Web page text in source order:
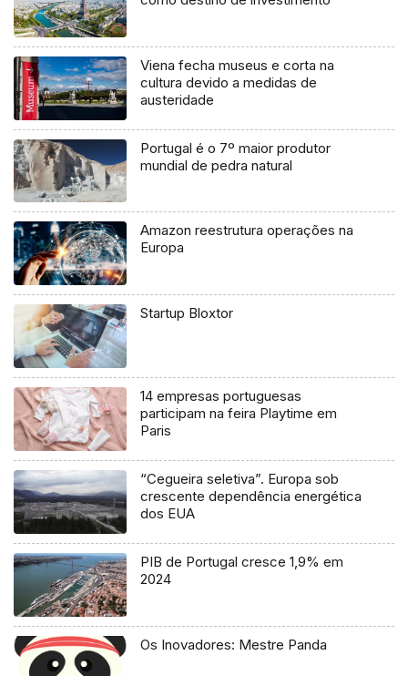
Viena fecha museus e corta na
cultura devido a medidas de
austeridade
Portugal é o 7º maior produtor
mundial de pedra natural
Amazon reestrutura operações na
Europa
Startup Bloxtor
14 empresas portuguesas
participam na feira Playtime em
Paris
“Cegueira seletiva”. Europa sob
crescente dependência energética
dos EUA
PIB de Portugal cresce 1,9% em
2024
Os Inovadores: Mestre Panda